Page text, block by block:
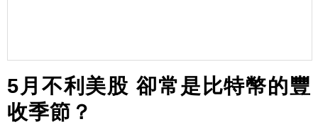
5月不利美股 卻常是比特幣的豐
收季節？